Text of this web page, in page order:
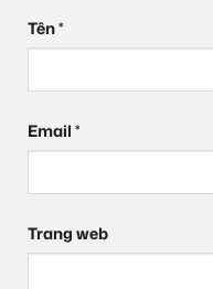
Tên*
Email*
Trang web